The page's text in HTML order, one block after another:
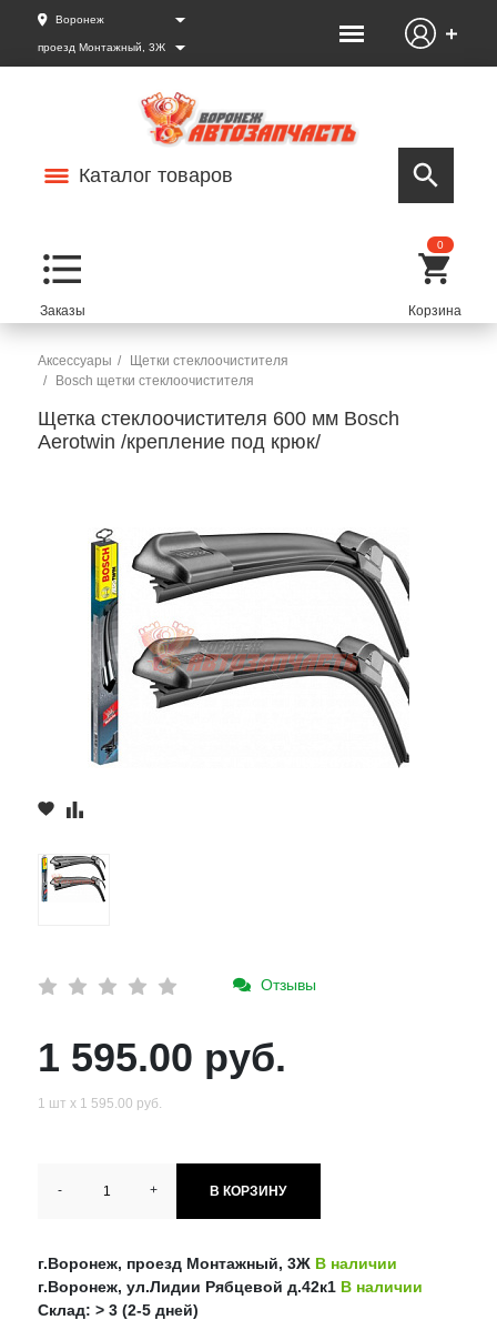
Воронеж
проезд Монтажный, 3Ж
Каталог товаров
0
Аксессуары
Щетки стеклоочистителя
Bosch щетки стеклоочистителя
Щетка стеклоочистителя 600 мм Bosch
Aerotwin /крепление под крюк/
Отзывы
1 595.00 руб.
1 шт х 1 595.00 руб.
- + В КОРЗИНУ
г.Воронеж, проезд Монтажный, 3Ж В наличии
г.Воронеж, ул.Лидии Рябцевой д.42к1 В наличии
Склад: > 3 (2-5 дней)